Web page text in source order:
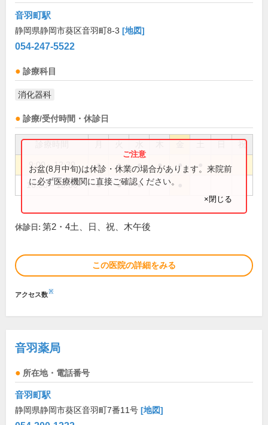
音羽町駅
静岡県静岡市葵区音羽町8-3 [地図]
054-247-5522
診療科目
消化器科
診療/受付時間・休診日
祝
9:00～12:30 ● ● ● ● ●
16:00～18:00 ● ● ●
お盆(8月中旬)は休診・休業の場合があります。来院前
に必ず医療機関に直接ご確認ください。
×閉じる
休診日: 第2・4土、日、祝、木午後
この医院の詳細をみる
アクセス数※
音羽薬局
所在地・電話番号
音羽町駅
静岡県静岡市葵区音羽町7番11号 [地図]